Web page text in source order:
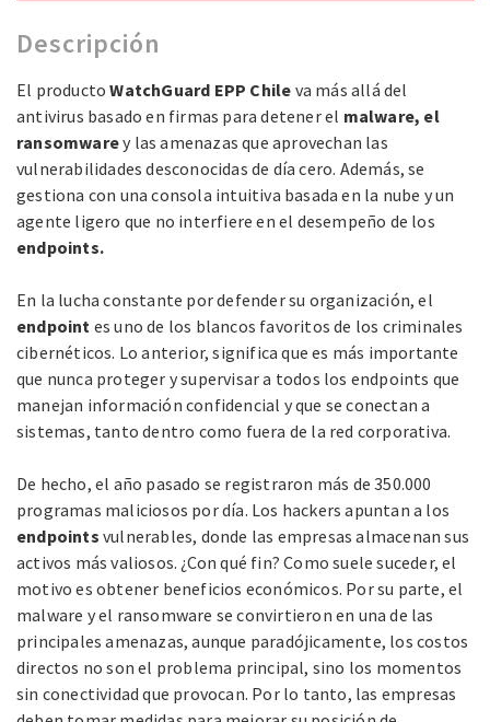
Descripción
El productoWatchGuard EPP Chile va más allá del
antivirus basado en firmas para detener el malware, el
ransomwarey las amenazas que aprovechan las
vulnerabilidades desconocidas de día cero. Además, se
gestiona con una consola intuitiva basada en la nube y un
agente ligero que no interfiere en el desempeño de los
endpoints.
En la lucha constante por defender su organización, el
endpoint es uno de los blancos favoritos de los criminales
cibernéticos. Lo anterior, significa que es más importante
que nunca proteger y supervisar a todos los endpoints que
manejan información confidencial y que se conectan a
sistemas, tanto dentro como fuera de la red corporativa.
De hecho, el año pasado se registraron más de 350.000
programas maliciosos por día. Los hackers apuntan a los
endpoints vulnerables, donde las empresasalmacenan sus
activos más valiosos. ¿Con qué fin? Como suele suceder, el
motivo es obtener beneficios económicos. Por su parte, el
malware y el ransomware seconvirtieron en una de las
principales amenazas, aunque paradójicamente, los costos
directos no son el problema principal, sino los momentos
sin conectividad que provocan. Por lo tanto, las empresas